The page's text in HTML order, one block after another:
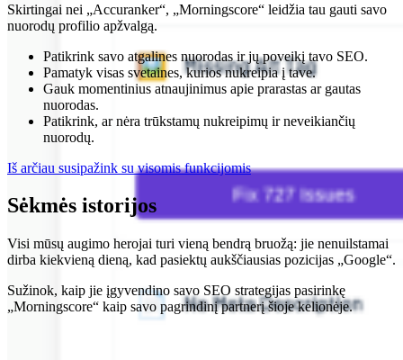
Skirtingai nei „Accuranker“, „Morningscore“ leidžia tau gauti savo
nuorodų profilio apžvalgą.
Patikrink savo atgalines nuorodas ir jų poveikį tavo SEO.
Pamatyk visas svetaines, kurios nukreipia į tave.
Gauk momentinius atnaujinimus apie prarastas ar gautas
nuorodas.
Patikrink, ar nėra trūkstamų nukreipimų ir neveikiančių
nuorodų.
Iš arčiau susipažink su visomis funkcijomis
Sėkmės istorijos
Visi mūsų augimo herojai turi vieną bendrą bruožą: jie nenuilstamai
dirba kiekvieną dieną, kad pasiektų aukščiausias pozicijas „Google“.
Sužinok, kaip jie įgyvendino savo SEO strategijas pasirinkę
„Morningscore“ kaip savo pagrindinį partnerį šioje kelionėje.